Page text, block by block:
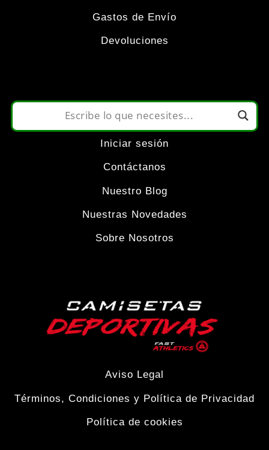
Gastos de Envío
Devoluciones
Iniciar sesión
Contáctanos
Nuestro Blog
Nuestras Novedades
Sobre Nosotros
Aviso Legal
Términos, Condiciones y Política de Privacidad
Política de cookies